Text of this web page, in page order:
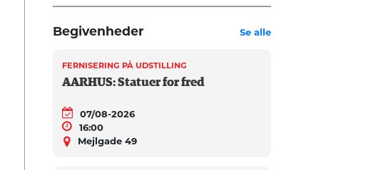
Begivenheder Se alle
FERNISERING PÅ UDSTILLING
AARHUS: Statuer for fred
07/08-2026
16:00
Mejlgade 49